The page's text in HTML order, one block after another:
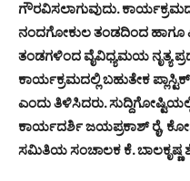
ಗೌರವಿಸಲಾಗುವುದು.
ನಂದಗೋಕುಲ ತಂಡದಿಂದ ಹಾಗೂ
ತಂಡಗಳಿಂದ ವೈವಿಧ್ಯಮಯ ನೃತ್ಯ
ಕಾರ್ಯಕ್ರಮದಲ್ಲಿ ಬಹುತೇಕ
ಎಂದು ತಿಳಿಸಿದರು.
ಕಾರ್ಯದರ್ಶಿ ಜಯಪ್ರಕಾಶ್ ರೈ,
ಸಮಿತಿಯ ಸಂಚಾಲಕ ಕೆ. ಬಾಲಕೃಷ್ಣ